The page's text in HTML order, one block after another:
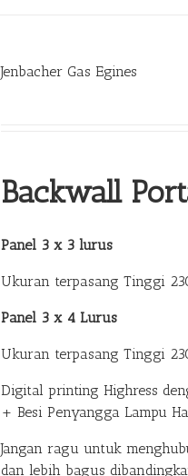
Jenbacher Gas Egines
Backwall
Panel 3 x 3 lurus
Ukuran terpasang Tinggi
Panel 3 x 4 Lurus
Ukuran terpasang Tinggi
Digital printing Highress
+ Besi Penyangga Lampu
Jangan ragu untuk
dan lebih bagus